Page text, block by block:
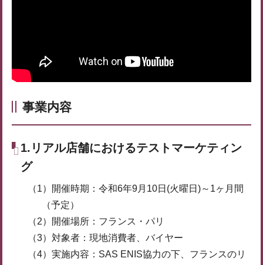
事業内容
1.リアル店舗におけるテストマーケティン
グ
（1）開催時期：令和6年9月10日(火曜日)～1ヶ月間
（予定）
（2）開催場所：フランス・パリ
（3）対象者：現地消費者、バイヤー
（4）実施内容：SAS ENIS協力の下、フランスのリ